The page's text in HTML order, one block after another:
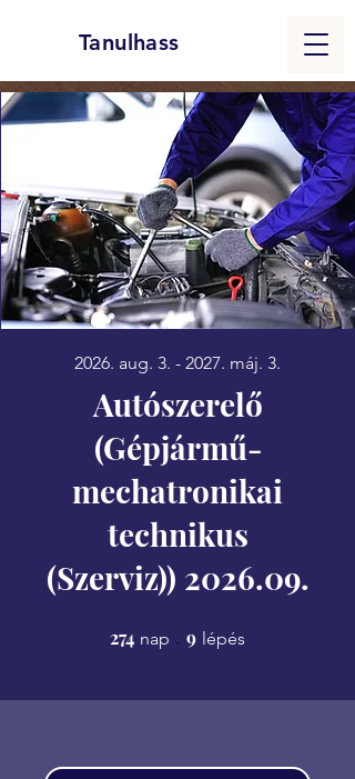
Tanulhass
Autószerelő
(Gépjármű-
mechatronikai
technikus
(Szerviz)) 2026.09.
2026. aug. 3. - 2027. máj. 3.
274 nap 274 nap
9 lépés